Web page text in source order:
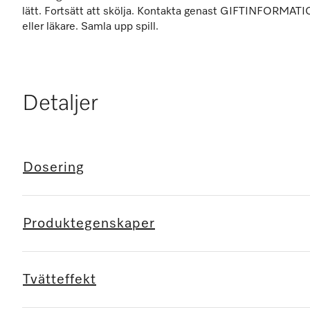
lätt. Fortsätt att skölja. Kontakta genast
eller läkare. Samla upp spill.
Detaljer
Dosering
Produktegenskaper
Tvätteffekt